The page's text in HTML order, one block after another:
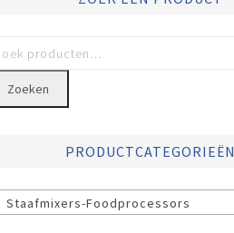
Zoeken
PRODUCTCATEGORIEËN
Staafmixers-Foodprocessors